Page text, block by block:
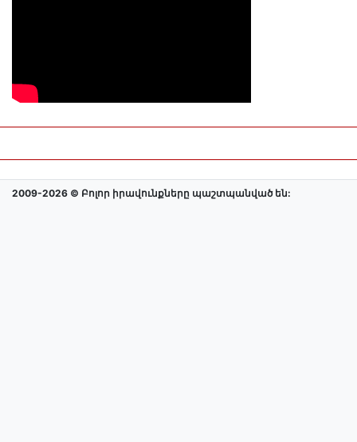
2009-2026 © Բոլոր իրավունքները պաշտպանված են: